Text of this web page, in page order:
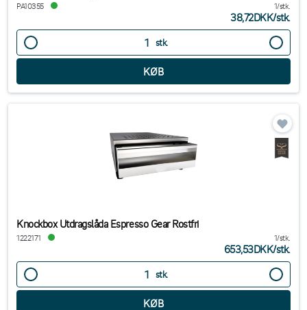
PA10355 1/stk.
38,72DKK/stk.
stk.
Knockbox Utdragslåda Espresso Gear Rostfri
1222171 1/stk.
653,53DKK/stk.
stk.